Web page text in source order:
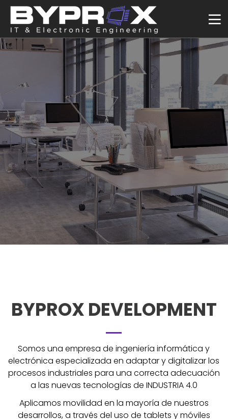
BYPROX DEVELOPMENT
Somos una empresa de ingeniería informática y
electrónica especializada en adaptar y digitalizar los
procesos industriales para una correcta adecuación
a las nuevas tecnologías de INDUSTRIA 4.0
Aplicamos movilidad en la mayoría de nuestros
desarrollos, a través del uso de tablets y móviles